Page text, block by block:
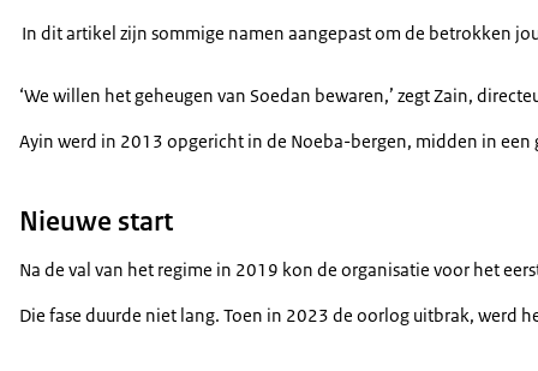
In dit artikel zijn sommige namen aangepast om de betrokken
‘We willen het geheugen van Soedan bewaren,’ zegt Zain,
Ayin werd in 2013 opgericht in de Noeba-bergen, midden in
Nieuwe start
Na de val van het regime in 2019 kon de organisatie voor het
Die fase duurde niet lang. Toen in 2023 de oorlog uitbrak, werd